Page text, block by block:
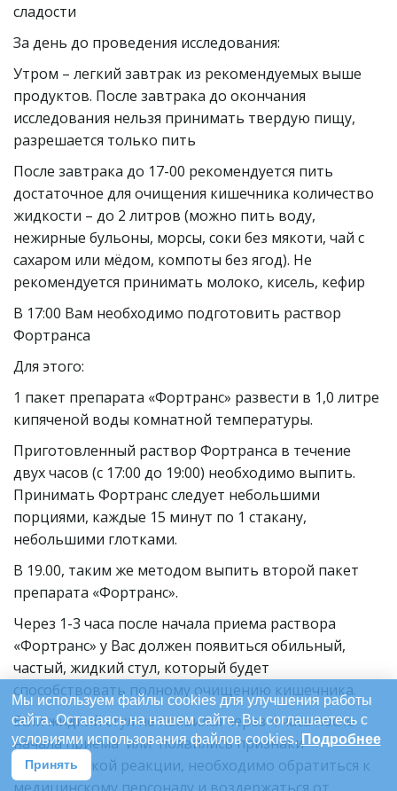
Мы используем файлы cookies для улучшения работы
сайта. Оставаясь на нашем сайте, Вы соглашаетесь с
условиями использования файлов cookies.Подробнее
Принять
сладости
За день до проведения исследования:
Утром – легкий завтрак из рекомендуемых выше
продуктов. После завтрака до окончания
исследования нельзя принимать твердую пищу,
разрешается только пить
После завтрака до 17-00 рекомендуется пить
достаточное для очищения кишечника количество
жидкости – до 2 литров (можно пить воду,
нежирные бульоны, морсы, соки без мякоти, чай с
сахаром или мёдом, компоты без ягод). Не
рекомендуется принимать молоко, кисель, кефир
В 17:00 Вам необходимо подготовить раствор
Фортранса
Для этого:
1 пакет препарата «Фортранс» развести в 1,0 литре
кипяченой воды комнатной температуры.
Приготовленный раствор Фортранса в течение
двух часов (с 17:00 до 19:00) необходимо выпить.
Принимать Фортранс следует небольшими
порциями, каждые 15 минут по 1 стакану,
небольшими глотками.
В 19.00, таким же методом выпить второй пакет
препарата «Фортранс».
Через 1-3 часа после начала приема раствора
«Фортранс» у Вас должен появиться обильный,
частый, жидкий стул, который будет
способствовать полному очищению кишечника.
Если жидкий стул не появился через 4 часа после
начала приема  или  появились признаки
аллергической реакции, необходимо обратиться к